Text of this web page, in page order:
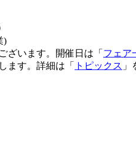
)
ざいます。開催日は「 フェア
ます。詳細は「
トピックス 」